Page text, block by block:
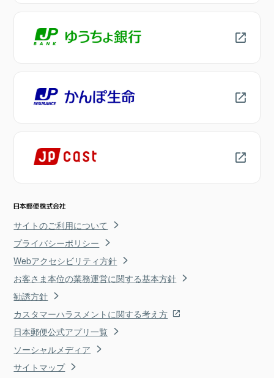
サイトのご利用について
プライバシーポリシー
Webアクセシビリティ方針
お客さま本位の業務運営に関する基本方針
勧誘方針
カスタマーハラスメントに関する考え方
日本郵便公式アプリ一覧
ソーシャルメディア
サイトマップ